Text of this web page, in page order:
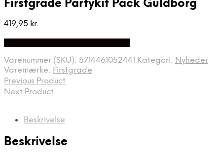
Firstgrade Partykit Pack Guldborg
419,95 kr.
Varenummer (SKU): 5714461052441 Kategori: Nyheder
Varemærke: Firstgrade
Previous Product
Next Product
Beskrivelse
Beskrivelse